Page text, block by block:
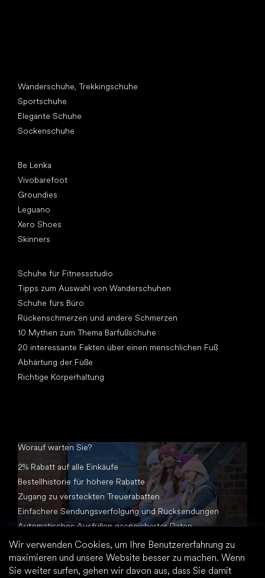
Wir verwenden Cookies, um Ihre Benutzererfahrung zu
maximieren und unsere Website besser zu machen. Wenn
Sie weiter surfen, gehen wir davon aus, dass Sie damit
Wanderschuhe, Trekkingschuhe
Sportschuhe
Elegante Schuhe
Sockenschuhe
Be Lenka
Vivobarefoot
Groundies
Leguano
Xero Shoes
Skinners
Schuhe für Fitnessstudio
Tipps zum Auswahl von Wanderschuhen
Schuhe fürs Büro
Rückenschmerzen und andere Schmerzen
10 Mythen zum Thema Barfußschuhe
20 interessante Fakten über einen menschlichen Fuß
Abhärtung der Füße
Richtige Körperhaltung
Worauf warten Sie?
2% Rabatt auf alle Einkäufe
Bestellhistorie für höhere Rabatte
Zugang zu versteckten Treuerabatten
Einfachere Sendungsverfolgung und Rücksendungen
Automatisches Ausfüllen gespeicherter Daten
Alle Dokumente an einem Ort